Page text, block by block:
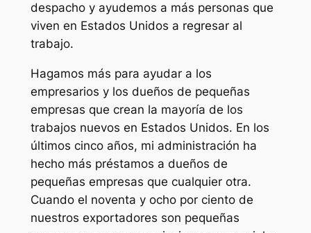
despacho y ayudemos a más personas que
viven en Estados Unidos a regresar al
trabajo.
Hagamos más para ayudar a los
empresarios y los dueños de pequeñas
empresas que crean la mayoría de los
trabajos nuevos en Estados Unidos. En los
últimos cinco años, mi administración ha
hecho más préstamos a dueños de
pequeñas empresas que cualquier otra.
Cuando el noventa y ocho por ciento de
nuestros exportadores son pequeñas